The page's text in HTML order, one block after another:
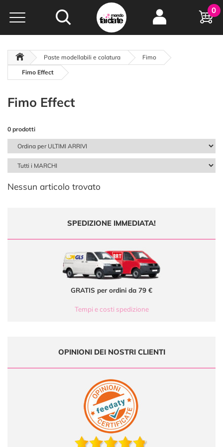
Hobby e
creatività...
oltre 15 anni online
0
Paste modellabili e colatura
Fimo
Fimo Effect
Fimo Effect
0 prodotti
Nessun articolo trovato
SPEDIZIONE IMMEDIATA!
GRATIS per ordini da 79 €
Tempi e costi spedizione
OPINIONI DEI NOSTRI CLIENTI